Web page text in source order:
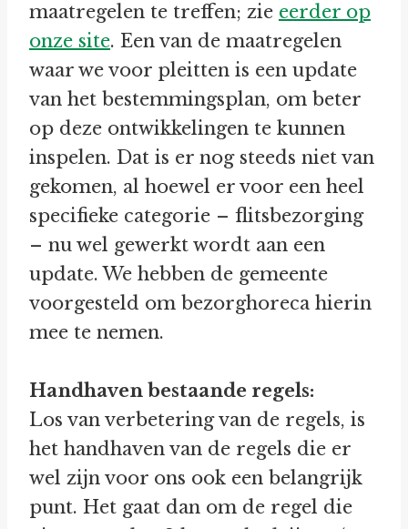
maatregelen te treffen; zie eerder op
onze site. Een van de maatregelen
waar we voor pleitten is een update
van het bestemmingsplan, om beter
op deze ontwikkelingen te kunnen
inspelen. Dat is er nog steeds niet van
gekomen, al hoewel er voor een heel
specifieke categorie – flitsbezorging
– nu wel gewerkt wordt aan een
update. We hebben de gemeente
voorgesteld om bezorghoreca hierin
mee te nemen.
Handhaven bestaande regels:
Los van verbetering van de regels, is
het handhaven van de regels die er
wel zijn voor ons ook een belangrijk
punt. Het gaat dan om de regel die